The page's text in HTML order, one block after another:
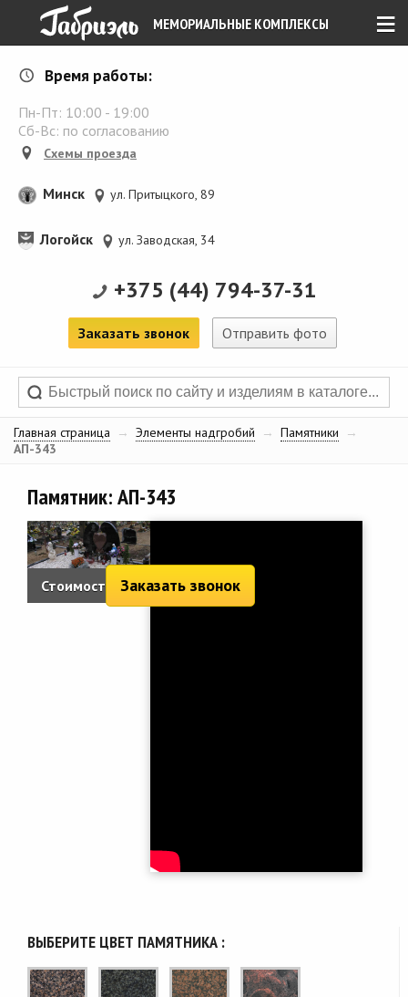
≡
МЕМОРИАЛЬНЫЕ КОМПЛЕКСЫ
Время работы:
Пн-Пт: 10:00 - 19:00
Сб-Вс: по согласованию
Схемы проезда
Минск ул. Притыцкого, 89
Логойск ул. Заводская, 34
+375 (44) 794-37-31
Заказать звонок Отправить фото
Главная страница → Элементы надгробий → Памятники
→
АП-343
Памятник: АП-343
Стоимость: 5 022 руб.
Заказать звонок
ВЫБЕРИТЕ ЦВЕТ ПАМЯТНИКА :